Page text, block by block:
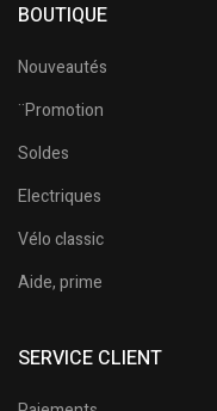
BOUTIQUE
Nouveautés
¨Promotion
Soldes
Electriques
Vélo classic
Aide, prime
SERVICE CLIENT